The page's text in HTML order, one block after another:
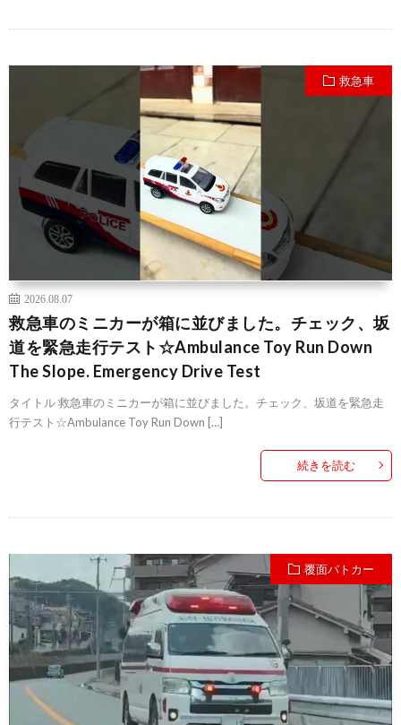
救急車
2026.08.07
救急車のミニカーが箱に並びました。チェック、坂
道を緊急走行テスト☆Ambulance Toy Run Down
The Slope. Emergency Drive Test
タイトル 救急車のミニカーが箱に並びました。チェック、坂道を緊急走
行テスト☆Ambulance Toy Run Down […]
続きを読む
覆面パトカー